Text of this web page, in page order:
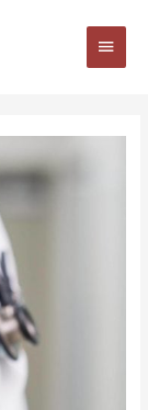
Main
Menu